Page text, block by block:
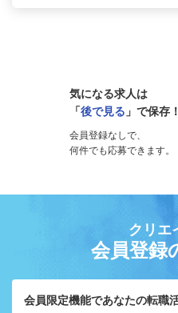
気になる求人は
「後で見る 」で保存！
会員登録なしで、
何件でも応募できます。
クリエ
会員登録
会員限定機能であなたの転職